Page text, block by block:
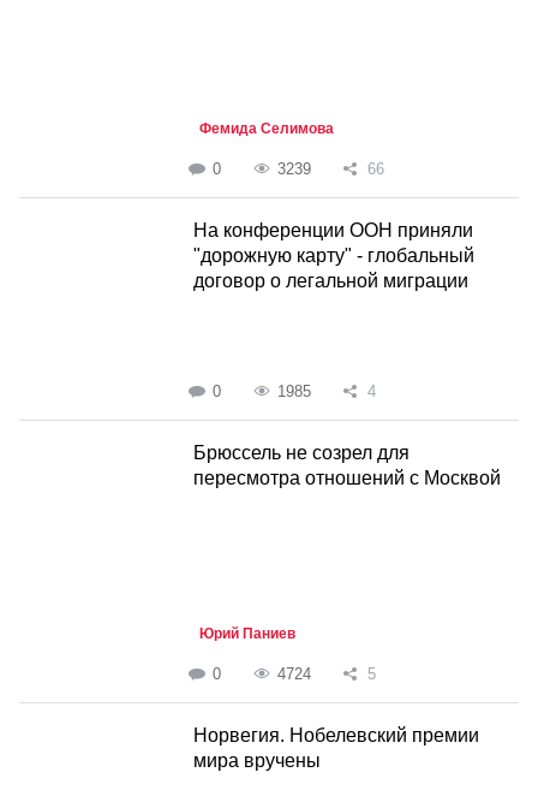
Фемида Селимова
0 3239 66
На конференции ООН приняли
"дорожную карту" - глобальный
договор о легальной миграции
0 1985 4
Брюссель не созрел для
пересмотра отношений с Москвой
Юрий Паниев
0 4724 5
Норвегия. Нобелевский премии
мира вручены